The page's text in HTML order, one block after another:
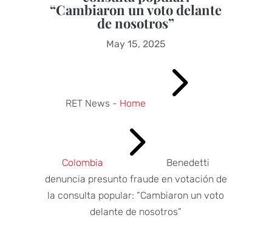
“Cambiaron un voto delante
de nosotros”
May 15, 2025
RET News - Home 5
Colombia 5
Benedetti
denuncia presunto fraude en votación de
la consulta popular: “Cambiaron un voto
delante de nosotros”